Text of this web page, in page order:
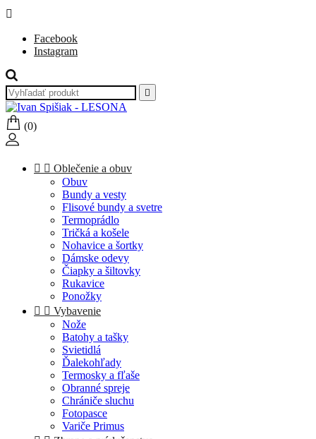

Facebook
Instagram

(0)
  Oblečenie a obuv
Obuv
Bundy a vesty
Flisové bundy a svetre
Termoprádlo
Tričká a košele
Nohavice a šortky
Dámske odevy
Čiapky a šiltovky
Rukavice
Ponožky
  Vybavenie
Nože
Batohy a tašky
Svietidlá
Ďalekohľady
Termosky a fľaše
Obranné spreje
Chrániče sluchu
Fotopasce
Variče Primus